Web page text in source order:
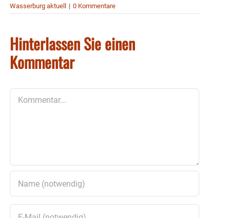
Wasserburg aktuell
| 0 Kommentare
Hinterlassen Sie einen
Kommentar